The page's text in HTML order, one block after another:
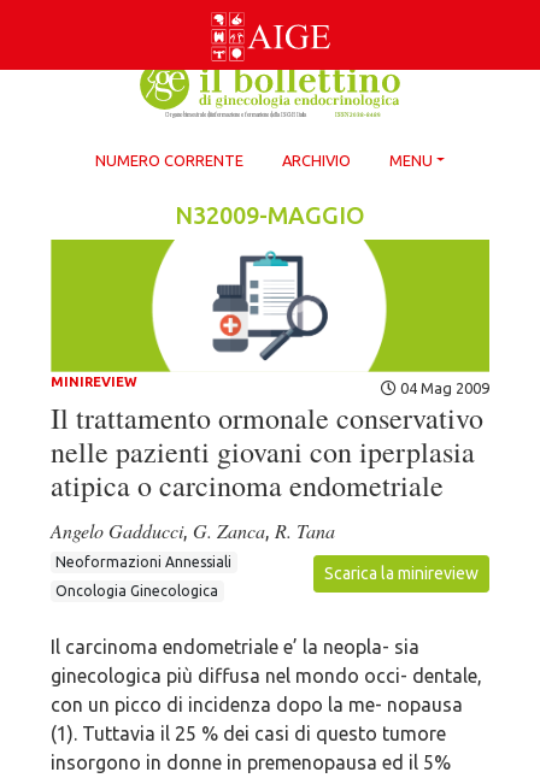
NUMERO CORRENTE ARCHIVIO MENU
N32009-MAGGIO
MINIREVIEW 04 Mag 2009
Il trattamento ormonale conservativo
nelle pazienti giovani con iperplasia
atipica o carcinoma endometriale
Angelo Gadducci, G. Zanca, R. Tana
Neoformazioni Annessiali
Oncologia Ginecologica
Scarica la minireview
Il carcinoma endometriale e’ la neopla- sia
ginecologica più diffusa nel mondo occi- dentale,
con un picco di incidenza dopo la me- nopausa
(1). Tuttavia il 25 % dei casi di questo tumore
insorgono in donne in premenopausa ed il 5%